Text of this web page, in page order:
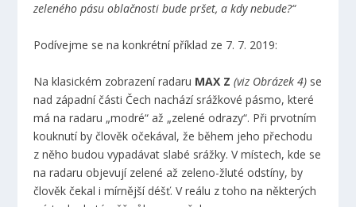
zeleného pásu oblačnosti bude pršet, a kdy nebude?“
Podívejme se na konkrétní příklad ze 7. 7. 2019:
Na klasickém zobrazení radaru MAX Z (viz Obrázek 4) se
nad západní části Čech nachází srážkové pásmo, které
má na radaru „modré“ až „zelené odrazy“. Při prvotním
kouknutí by člověk očekával, že během jeho přechodu
z něho budou vypadávat slabé srážky. V místech, kde se
na radaru objevují zelené až zeleno-žluté odstíny, by
člověk čekal i mírnější déšť. V reálu z toho na některých